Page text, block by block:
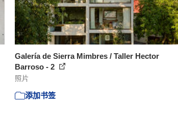
Galería de Sierra Mimbres / Taller Hector
Barroso - 2
照片
添加书签